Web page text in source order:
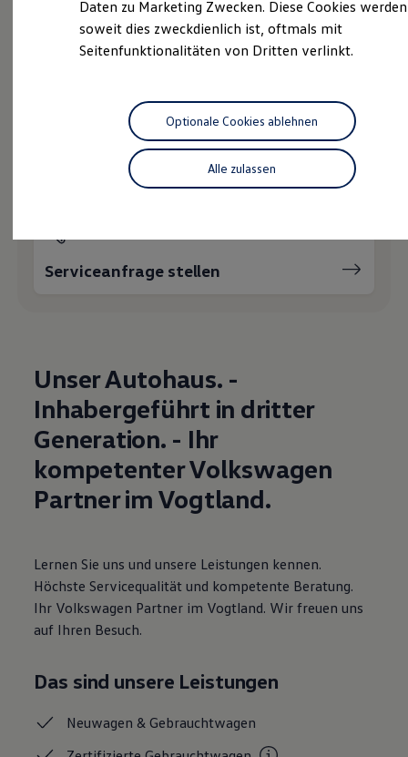
E-Auto-Förderung
Software und Konnektivität
Digitale Extras
Schnittstellen zu Ihrem ID.
Hybridautos
Marke und Erlebnis
Volkswagen R und R Experience
R-Modelle
Factory visit
Lifestyle Shop
GTI Kollektion
Fußball Drop
we drive football
#wedriveproud
Besitzer und Service
myVolkswagen
Software Updates
Service und Ersatzteile
Inspektion und HU/AU
Räder und Reifen
Pannen- und Unfallhilfe
Economy Service
Volkswagen Teile
Zubehör
Transport
Entertainment und Elektronik
Wallbox und Ladekabel
Fahrzeugangebot anfordern
Serviceanfrage stellen
Unser Autohaus. -
Inhabergeführt in dritter
Generation. - Ihr
kompetenter Volkswagen
Partner im Vogtland.
Lernen Sie uns und unsere Leistungen kennen.
Höchste Servicequalität und kompetente Beratung.
Ihr Volkswagen Partner im Vogtland. Wir freuen uns
auf Ihren Besuch.
Das sind unsere Leistungen
Neuwagen &Gebrauchtwagen
Daten zu Marketing Zwecken. Diese Cookies
soweit dies zweckdienlich ist, oftmals mit
Seitenfunktionalitäten von Dritten verlinkt.
Alle zulassen
Optionale Cookies ablehnen